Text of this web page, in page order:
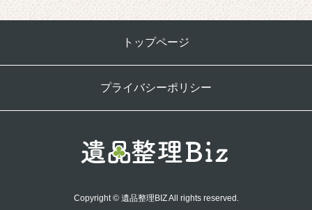
トップページ
プライバシーポリシー
Copyright © 遺品整理BIZ All rights reserved.